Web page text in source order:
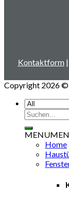
Kontaktform |
Copyright 2026 ©
Suchen
nach:
MENU
Home